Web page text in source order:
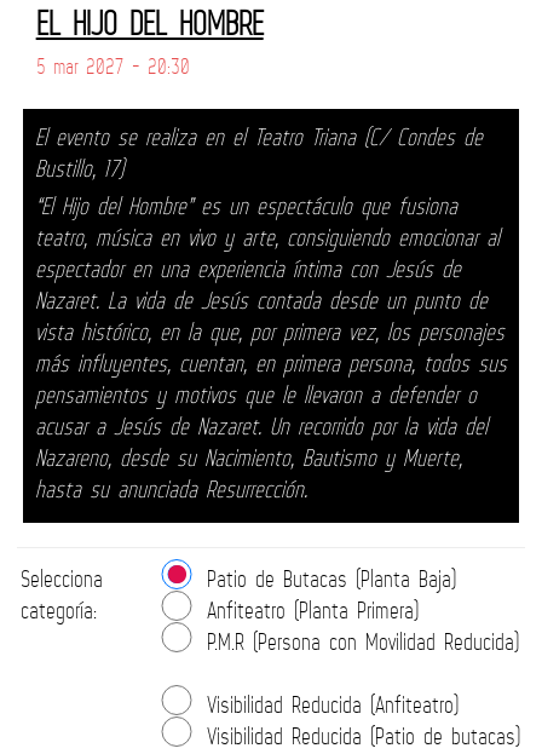
EL HIJO DEL HOMBRE
5 mar 2027 - 20:30
El evento se realiza en el Teatro Triana (C/ Condes de
Bustillo, 17)
“El Hijo del Hombre” es un espectáculo que fusiona
teatro, música en vivo y arte, consiguiendo emocionar al
espectador en una experiencia íntima con Jesús de
Nazaret. La vida de Jesús contada desde un punto de
vista histórico, en la que, por primera vez, los personajes
más influyentes, cuentan, en primera persona, todos sus
pensamientos y motivos que le llevaron a defender o
acusar a Jesús de Nazaret. Un recorrido por la vida del
Nazareno, desde su Nacimiento, Bautismo y Muerte,
hasta su anunciada Resurrección.
Selecciona
categoría:
Patio de Butacas (Planta Baja)
Anfiteatro (Planta Primera)
P.M.R (Persona con Movilidad Reducida)
Visibilidad Reducida (Anfiteatro)
Visibilidad Reducida (Patio de butacas)